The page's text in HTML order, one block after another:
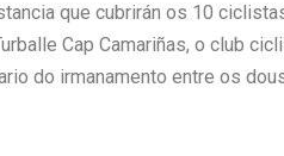
que cubrirán os 10
Cap Camariñas, o club
do irmanamento entre os